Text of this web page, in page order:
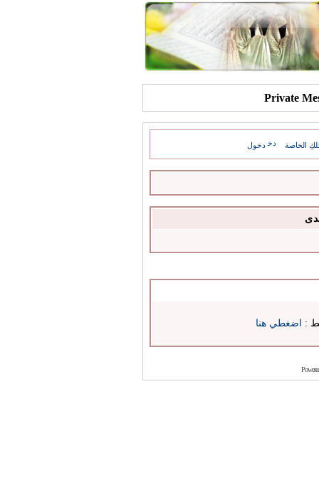
الخاصة دخول
: اضغطي هنا